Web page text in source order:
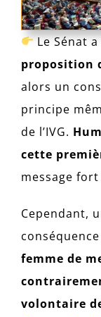
Le Sénat
proposition
alors un
principe
de l’IVG.
cette
message
Cependant,
femme de
volontaire